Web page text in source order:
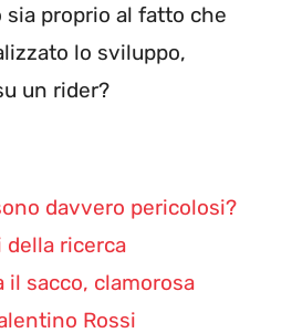
proprio al fatto che
lo sviluppo,
un rider?
davvero pericolosi?
ricerca
il sacco, clamorosa
Rossi